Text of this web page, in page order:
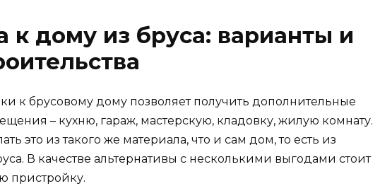
к дому из бруса: варианты и
к брусовому дому позволяет получить дополнительные
– кухню, гараж, мастерскую, кладовку, жилую комнату.
это из такого же материала, что и сам дом, то есть из
В качестве альтернативы с несколькими выгодами стоит
пристройку.